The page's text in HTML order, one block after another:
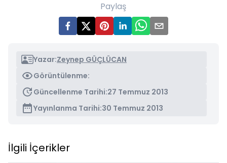
Paylaş
Yazar:Zeynep GÜÇLÜCAN
Görüntülenme:
Güncellenme Tarihi:27 Temmuz 2013
Yayınlanma Tarihi:30 Temmuz 2013
İlgili İçerikler